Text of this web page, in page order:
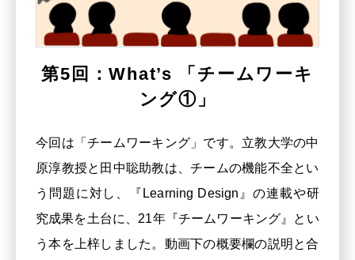
【グラフィックレコーディング
by】
岸 智子 （きし ともこ） 氏
社会人学び直しプログラムコーディ
ネーター
第5回：What’s 「チームワーキ
ング①」
今回は「チームワーキング」です。立教大学の中
原淳教授と田中聡助教は、チームの機能不全とい
う問題に対し、『Learning Design』の連載や研
究成果を土台に、21年『チームワーキング』とい
う本を上梓しました。動画下の概要欄の説明と合